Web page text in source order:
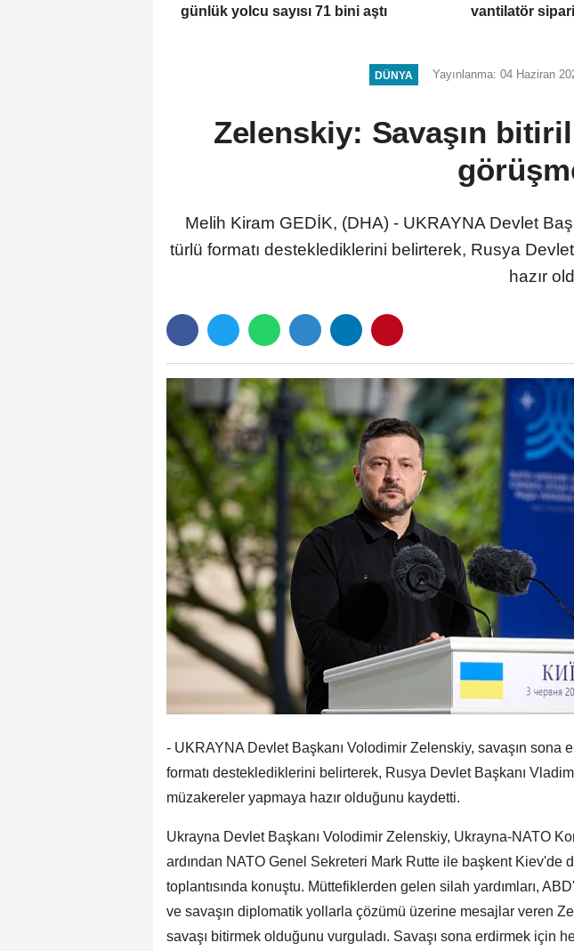
günlük yolcu sayısı 71 bini aştı
vantilatör
DÜNYA Yayınlanma: 04 Haziran
Zelenskiy: Savaşın
Melih Kiram GEDİK, (DHA) - UKRAYNA Devlet
türlü formatı desteklediklerini belirterek, Rusya
hazır
- UKRAYNA Devlet Başkanı Volodimir Zelenskiy, savaşın sona
formatı desteklediklerini belirterek, Rusya Devlet Başkanı
müzakereler yapmaya hazır olduğunu kaydetti.
Ukrayna Devlet Başkanı Volodimir Zelenskiy, Ukrayna-NATO
ardından NATO Genel Sekreteri Mark Rutte ile başkent Kiev'de
toplantısında konuştu. Müttefiklerden gelen silah yardımları,
ve savaşın diplomatik yollarla çözümü üzerine mesajlar veren
savaşı bitirmek olduğunu vurguladı. Savaşı sona erdirmek için